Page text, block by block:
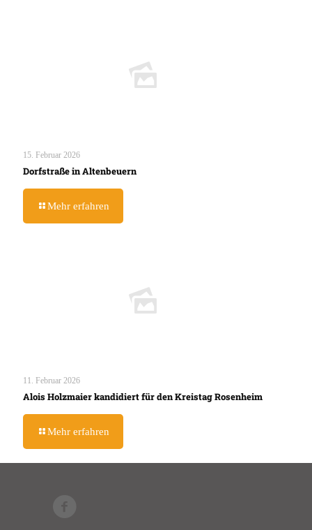
15. Februar 2026
Dorfstraße in Altenbeuern
Mehr erfahren
11. Februar 2026
Alois Holzmaier kandidiert für den Kreistag Rosenheim
Mehr erfahren